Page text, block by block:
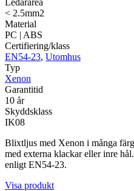
< 2.5mm2
Material
PC | ABS
Certifiering/klass
EN54-23, Utomhus
Typ
Xenon
Garantitid
10 år
Skyddsklass
IK08
Blixtljus med Xenon i många
med externa klackar eller inre
enligt EN54-23.
Visa produkt